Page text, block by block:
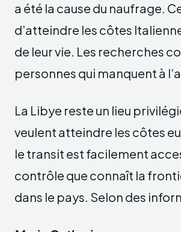
a été la cause du naufrage.
d’atteindre les côtes
de leur vie. Les recherches
personnes qui manquent à
La Libye reste un lieu
veulent atteindre les côtes
le transit est facilement
contrôle que connaît la
dans le pays. Selon des